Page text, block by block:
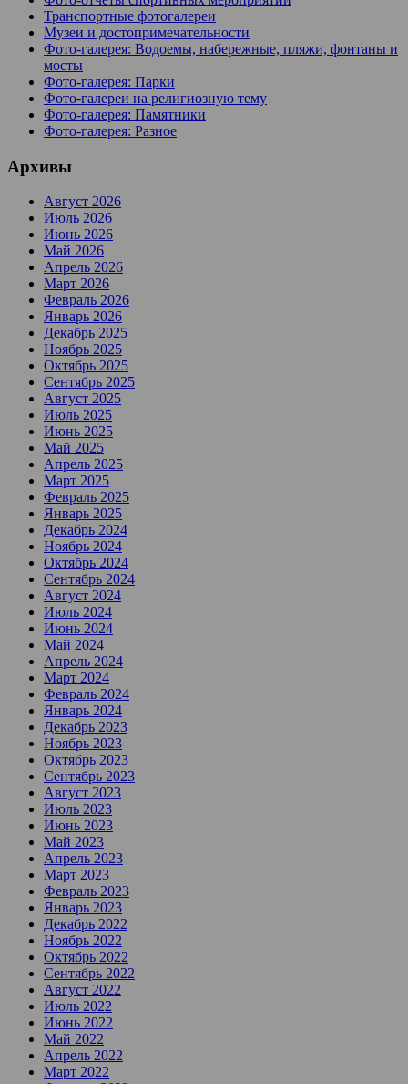
Транспортные фотогалереи
Музеи и достопримечательности
Фото-галерея: Водоемы, набережные, пляжи, фонтаны и
мосты
Фото-галерея: Парки
Фото-галереи на религиозную тему
Фото-галерея: Памятники
Фото-галерея: Разное
Архивы
Август 2026
Июль 2026
Июнь 2026
Май 2026
Апрель 2026
Март 2026
Февраль 2026
Январь 2026
Декабрь 2025
Ноябрь 2025
Октябрь 2025
Сентябрь 2025
Август 2025
Июль 2025
Июнь 2025
Май 2025
Апрель 2025
Март 2025
Февраль 2025
Январь 2025
Декабрь 2024
Ноябрь 2024
Октябрь 2024
Сентябрь 2024
Август 2024
Июль 2024
Июнь 2024
Май 2024
Апрель 2024
Март 2024
Февраль 2024
Январь 2024
Декабрь 2023
Ноябрь 2023
Октябрь 2023
Сентябрь 2023
Август 2023
Июль 2023
Июнь 2023
Май 2023
Апрель 2023
Март 2023
Февраль 2023
Январь 2023
Декабрь 2022
Ноябрь 2022
Октябрь 2022
Сентябрь 2022
Август 2022
Июль 2022
Июнь 2022
Май 2022
Апрель 2022
Март 2022